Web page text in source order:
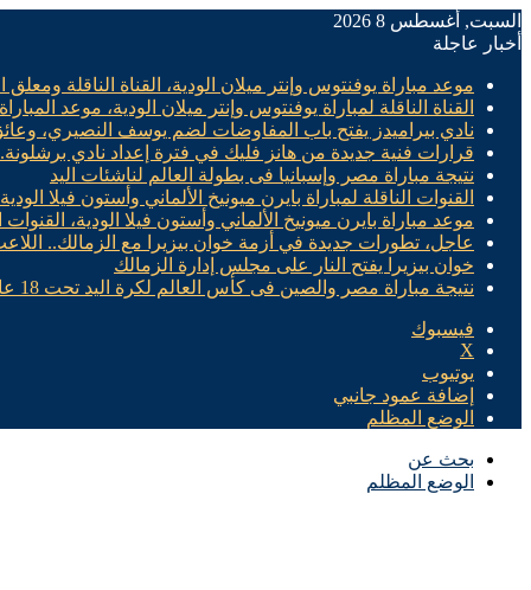
السبت, أغسطس 8 2026
أخبار عاجلة
موعد مباراة يوفنتوس وإنتر ميلان الودية، القناة الناقلة ومعلق
القناة الناقلة لمباراة يوفنتوس وإنتر ميلان الودية، موعد
نادي بيراميدز يفتح باب المفاوضات لضم يوسف النصيري،
قرارات فنية جديدة من هانز فليك في فترة إعداد نادي
نتيجة مباراة مصر وإسبانيا فى بطولة العالم لناشئات اليد
القنوات الناقلة لمباراة بايرن ميونيخ الألماني وأستون فيلا
موعد مباراة بايرن ميونيخ الألماني وأستون فيلا الودية، القنوات
عاجل، تطورات جديدة في أزمة خوان بيزيرا مع الزمالك..
خوان بيزيرا يفتح النار على مجلس إدارة الزمالك
نتيجة مباراة مصر والصين فى كأس العالم لكرة اليد تحت 18 عام “سيدات”
فيسبوك
X
يوتيوب
إضافة عمود جانبي
الوضع المظلم
بحث عن
الوضع المظلم